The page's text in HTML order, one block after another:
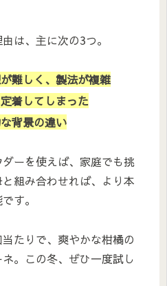
は、主に次の3つ。
難しく、製法が複雑
着してしまった
背景の違い
ーを使えば、家庭でも挑
組み合わせれば、より本
す。
たりで、爽やかな柑橘の
。この冬、ぜひ一度試し